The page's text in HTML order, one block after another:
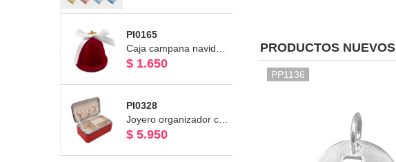
PI0165
$ 1.650
PI0328
$ 5.950
PRODUCTOS NUEVOS
PP1136